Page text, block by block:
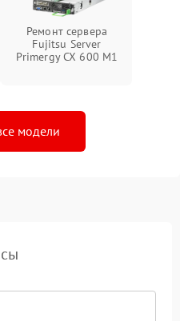
Ремонт сервера
Fujitsu Server
Primergy CX 600 M1
модели